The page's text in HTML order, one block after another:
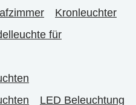
Kronleuchter
für
LED Beleuchtung